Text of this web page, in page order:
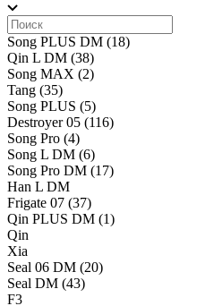
Song PLUS DM (18)
Qin L DM (38)
Song MAX (2)
Tang (35)
Song PLUS (5)
Destroyer 05 (116)
Song Pro (4)
Song L DM (6)
Song Pro DM (17)
Han L DM
Frigate 07 (37)
Qin PLUS DM (1)
Qin
Xia
Seal 06 DM (20)
Seal DM (43)
F3